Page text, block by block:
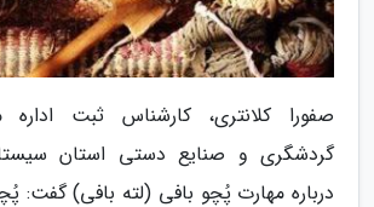
صفورا کلانتری، کارشناس ثبت اداره
گردشگری و صنایع دستی استان
درباره مهارت پُچو بافی (لته بافی) گفت: